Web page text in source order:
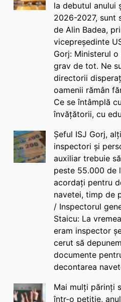
la debutul anului
2026-2027, sunt
de Alin Badea,
vicepreședinte
Gorj: Ministerul
grav de tot. Ne
directorii
oamenii rămân
Ce se întâmplă cu
învățătorii, cu
Șeful ISJ Gorj,
inspectori și
auxiliar trebuie
peste 55.000 de
acordați pentru
navetei, timp de
/ Inspectorul
Staicu: La
eram inspector
cerut să depunem
documente
decontarea
Mai mulți părinți
într-o petiție,